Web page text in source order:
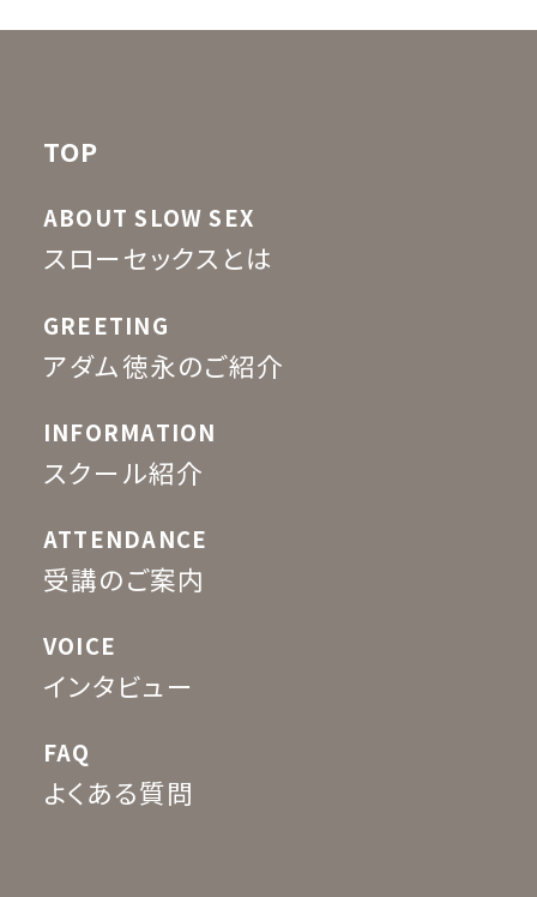
TOP
ABOUT SLOW SEX
スローセックスとは
GREETING
アダム徳永のご紹介
INFORMATION
スクール紹介
ATTENDANCE
受講のご案内
VOICE
インタビュー
FAQ
よくある質問